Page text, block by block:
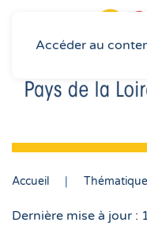
Accéder au
Accueil
Dernière mise à jour